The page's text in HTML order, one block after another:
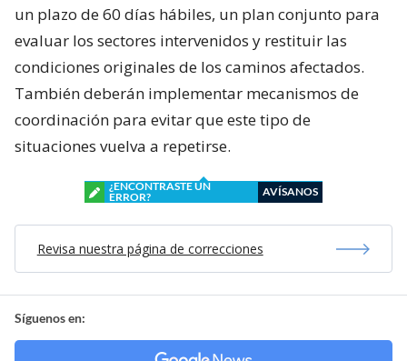
un plazo de 60 días hábiles, un plan conjunto para
evaluar los sectores intervenidos y restituir las
condiciones originales de los caminos afectados.
También deberán implementar mecanismos de
coordinación para evitar que este tipo de
situaciones vuelva a repetirse.
¿ENCONTRASTE UN
ERROR?
AVÍSANOS
Revisa nuestra página de correcciones
Síguenos en: